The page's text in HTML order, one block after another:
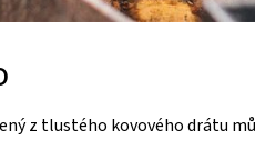
z tlustého kovového drátu